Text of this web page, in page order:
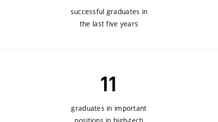
successful graduates in
the last five years
11
graduates in important
positions in high-tech